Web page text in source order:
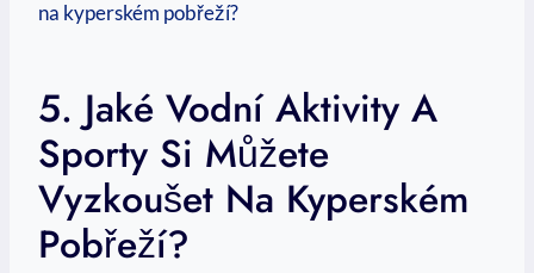
5. Jaké Vodní ‌aktivity A
Sporty ‌si Můžete
Vyzkoušet‍ Na Kyperském
Pobřeží?